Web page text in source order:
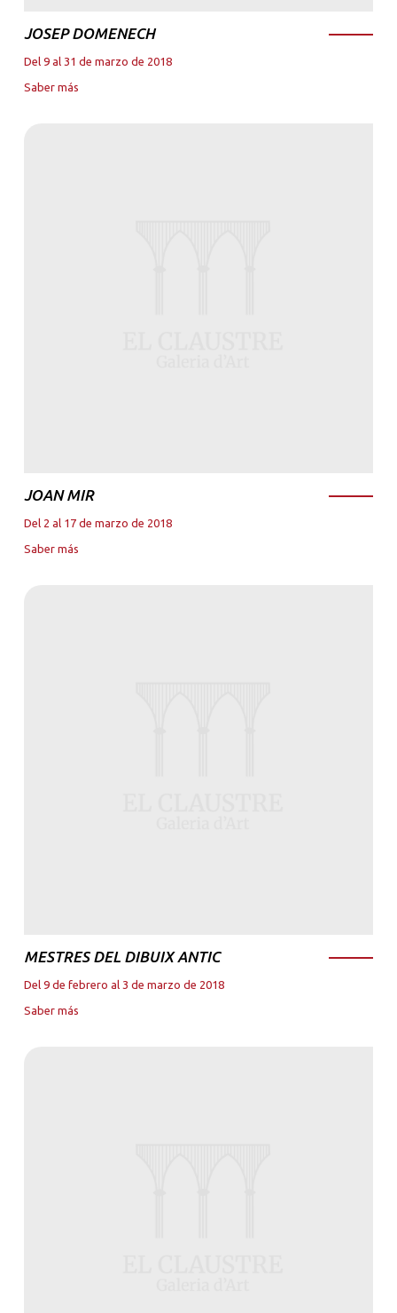
JOSEP DOMENECH
Del 9 al 31 de marzo de 2018
Saber más
JOAN MIR
Del 2 al 17 de marzo de 2018
Saber más
MESTRES DEL DIBUIX ANTIC
Del 9 de febrero al 3 de marzo de 2018
Saber más